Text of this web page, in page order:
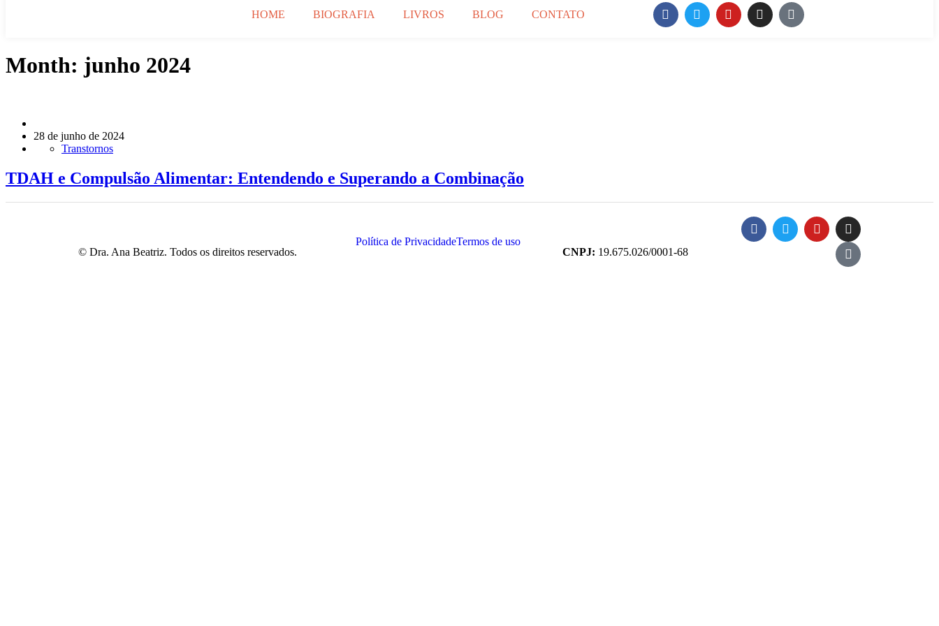
HOME BIOGRAFIA LIVROS BLOG CONTATO
Month: junho 2024
28 de junho de 2024
Transtornos
TDAH e Compulsão Alimentar: Entendendo e Superando a Combinação
© Dra. Ana Beatriz. Todos os direitos reservados.
Política de PrivacidadeTermos de uso
CNPJ: 19.675.026/0001-68